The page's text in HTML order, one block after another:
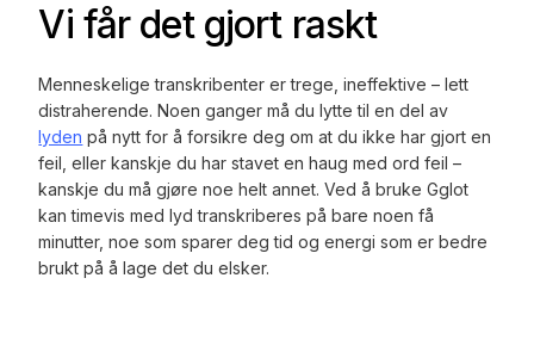
Vi får det gjort raskt
Menneskelige transkribenter er trege, ineffektive – lett
distraherende. Noen ganger må du lytte til en del av
lyden på nytt for å forsikre deg om at du ikke har gjort en
feil, eller kanskje du har stavet en haug med ord feil –
kanskje du må gjøre noe helt annet. Ved å bruke Gglot
kan timevis med lyd transkriberes på bare noen få
minutter, noe som sparer deg tid og energi som er bedre
brukt på å lage det du elsker.